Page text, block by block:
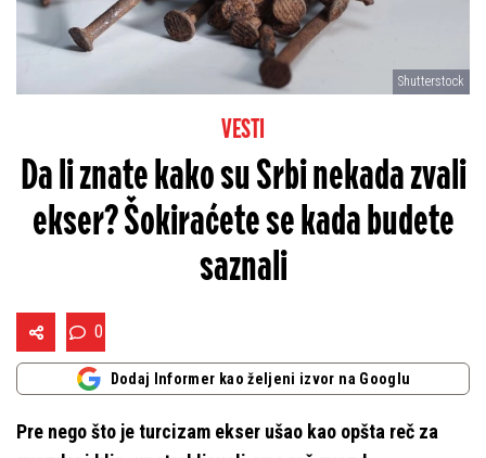
Shutterstock
VESTI
Da li znate kako su Srbi nekada zvali
ekser? Šokiraćete se kada budete
saznali
0
Dodaj Informer kao željeni izvor na Googlu
Pre nego što je turcizam ekser ušao kao opšta reč za